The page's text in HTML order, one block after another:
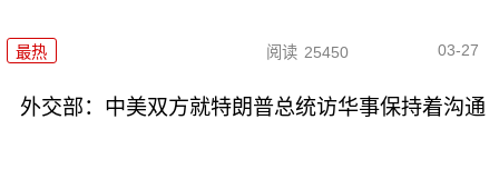
最热 阅读 25450 03-27
外交部：中美双方就特朗普总统访华事保持着沟通